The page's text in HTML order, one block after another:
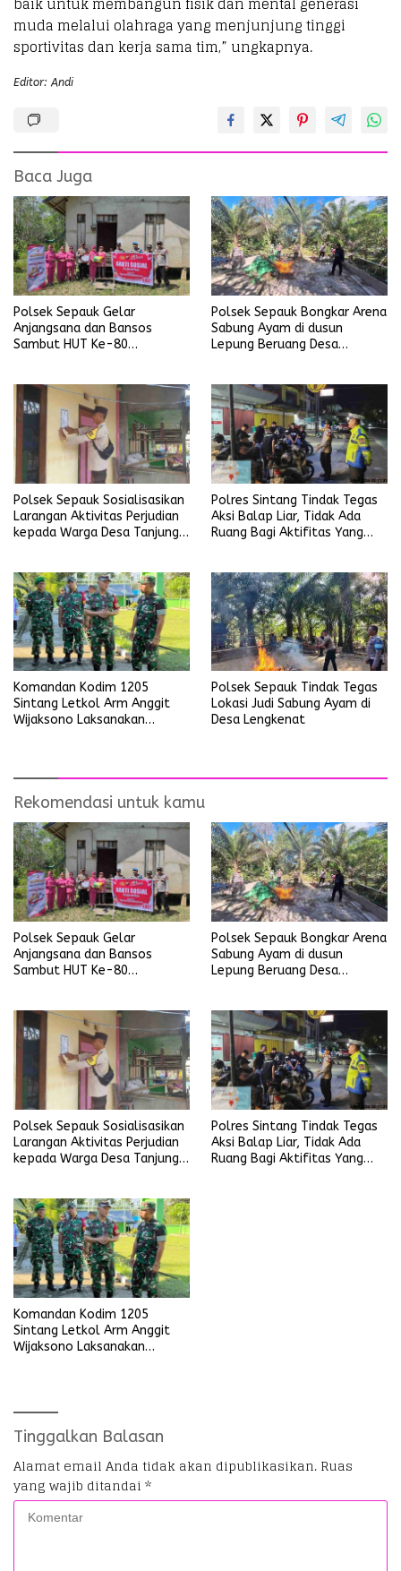
muda melalui olahraga yang menjunjung tinggi
sportivitas dan kerja sama tim,” ungkapnya.
Editor: Andi
Baca Juga
Polsek Sepauk Gelar
Anjangsana dan Bansos
Sambut HUT Ke-80
Polsek Sepauk Bongkar Arena
Sabung Ayam di dusun
Lepung Beruang Desa
Polsek Sepauk Sosialisasikan
Larangan Aktivitas Perjudian
kepada Warga Desa Tanjung
Polres Sintang Tindak Tegas
Aksi Balap Liar, Tidak Ada
Ruang Bagi Aktifitas Yang
Komandan Kodim 1205
Sintang Letkol Arm Anggit
Wijaksono Laksanakan
Polsek Sepauk Tindak Tegas
Lokasi Judi Sabung Ayam di
Desa Lengkenat
Rekomendasi untuk kamu
Polsek Sepauk Gelar
Anjangsana dan Bansos
Sambut HUT Ke-80
Polsek Sepauk Bongkar Arena
Sabung Ayam di dusun
Lepung Beruang Desa
Polsek Sepauk Sosialisasikan
Larangan Aktivitas Perjudian
kepada Warga Desa Tanjung
Polres Sintang Tindak Tegas
Aksi Balap Liar, Tidak Ada
Ruang Bagi Aktifitas Yang
Komandan Kodim 1205
Sintang Letkol Arm Anggit
Wijaksono Laksanakan
Tinggalkan Balasan
Alamat email Anda tidak akan dipublikasikan. Ruas
yang wajib ditandai *